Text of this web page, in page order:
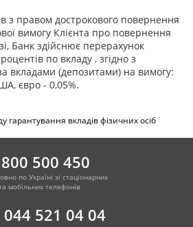
з правом дострокового повернення
вимогу Клієнта про повернення
Банк здійснює перерахунок
по вкладу , згідно з
вкладами (депозитами) на вимогу:
євро - 0,05%.
гарантування вкладів фізичних осіб
500 450
по Україні зі стаціонарних
мобільних телефонів
044 521 04 04